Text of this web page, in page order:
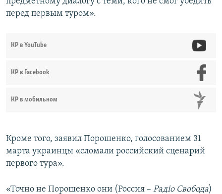
перед первым туром».
КР в YouTube
КР в Facebook
КР в мобильном
Кроме того, заявил Порошенко, голосованием 31
марта украинцы «сломали российский сценарий
первого тура».
«Точно не Порошенко они (Россия – Радіо Свобода)